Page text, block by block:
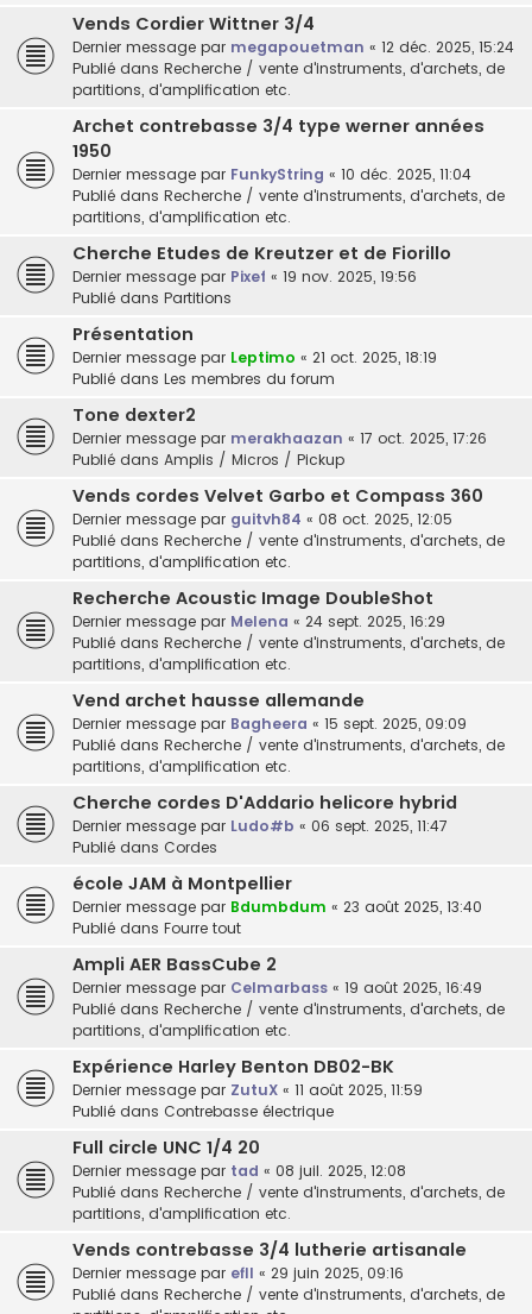
Vends Cordier Wittner 3/4
Dernier message par megapouetman « 12 déc. 2025, 15:24
Publié dans Recherche / vente d'instruments, d'archets, de
partitions, d'amplification etc.
Archet contrebasse 3/4 type werner années
1950
Dernier message par FunkyString « 10 déc. 2025, 11:04
Publié dans Recherche / vente d'instruments, d'archets, de
partitions, d'amplification etc.
Cherche Etudes de Kreutzer et de Fiorillo
Dernier message par Pixef « 19 nov. 2025, 19:56
Publié dans Partitions
Présentation
Dernier message par Leptimo « 21 oct. 2025, 18:19
Publié dans Les membres du forum
Tone dexter2
Dernier message par merakhaazan « 17 oct. 2025, 17:26
Publié dans Amplis / Micros / Pickup
Vends cordes Velvet Garbo et Compass 360
Dernier message par guitvh84 « 08 oct. 2025, 12:05
Publié dans Recherche / vente d'instruments, d'archets, de
partitions, d'amplification etc.
Recherche Acoustic Image DoubleShot
Dernier message par Melena « 24 sept. 2025, 16:29
Publié dans Recherche / vente d'instruments, d'archets, de
partitions, d'amplification etc.
Vend archet hausse allemande
Dernier message par Bagheera « 15 sept. 2025, 09:09
Publié dans Recherche / vente d'instruments, d'archets, de
partitions, d'amplification etc.
Cherche cordes D'Addario helicore hybrid
Dernier message par Ludo#b « 06 sept. 2025, 11:47
Publié dans Cordes
école JAM à Montpellier
Dernier message par Bdumbdum « 23 août 2025, 13:40
Publié dans Fourre tout
Ampli AER BassCube 2
Dernier message par Celmarbass « 19 août 2025, 16:49
Publié dans Recherche / vente d'instruments, d'archets, de
partitions, d'amplification etc.
Expérience Harley Benton DB02-BK
Dernier message par ZutuX « 11 août 2025, 11:59
Publié dans Contrebasse électrique
Full circle UNC 1/4 20
Dernier message par tad « 08 juil. 2025, 12:08
Publié dans Recherche / vente d'instruments, d'archets, de
partitions, d'amplification etc.
Vends contrebasse 3/4 lutherie artisanale
Dernier message par efll « 29 juin 2025, 09:16
Publié dans Recherche / vente d'instruments, d'archets, de